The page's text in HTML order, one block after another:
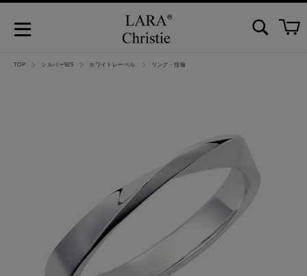
TOP シルバー925 ホワイトレーベル リング・指輪